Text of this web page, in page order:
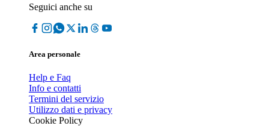
Seguici anche su
Area personale
Help e Faq
Info e contatti
Termini del servizio
Utilizzo dati e privacy
Cookie Policy